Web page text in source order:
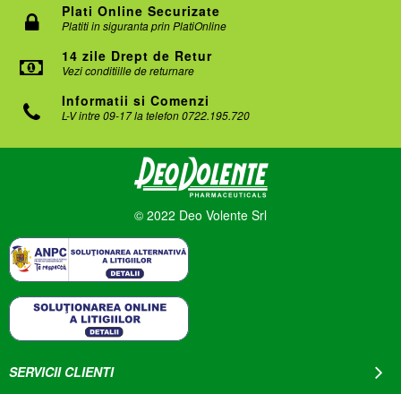
Plati Online Securizate
Platiti in siguranta prin PlatiOnline
14 zile Drept de Retur
Vezi conditiille de returnare
Informatii si Comenzi
L-V intre 09-17 la telefon 0722.195.720
© 2022 Deo Volente Srl
SERVICII CLIENTI